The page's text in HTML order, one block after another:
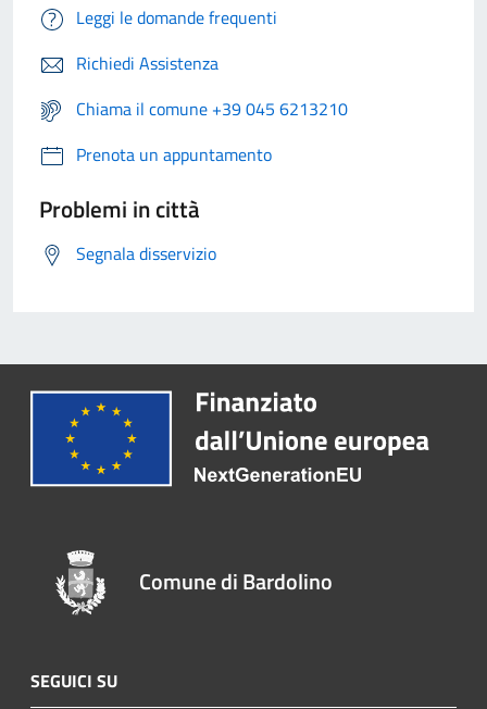
Leggi le domande frequenti
Richiedi Assistenza
Chiama il comune +39 045 6213210
Prenota un appuntamento
Problemi in città
Segnala disservizio
Comune di Bardolino
SEGUICI SU